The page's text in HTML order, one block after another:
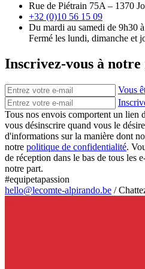
Rue de Piétrain 75A – 1370
+32 (0)10 56 15 09
Du mardi au samedi de 9h30
Fermé les lundi, dimanche et
Inscrivez-vous à notre
Vous
Tous nos envois comportent un lien
vous désinscrire quand vous le
d'informations sur la manière dont
notre politique de confidentialité.
de réception dans le bas de tous les
notre part.
#equipetapassion
hello@lecomte-alpirando.be /